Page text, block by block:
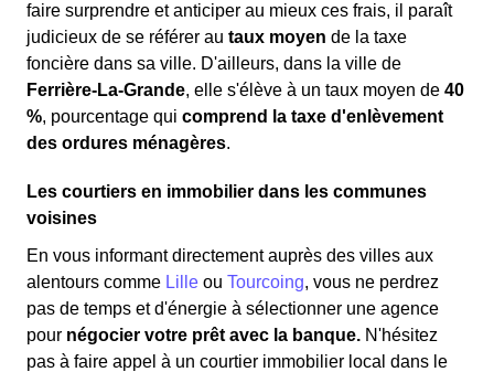
faire surprendre et anticiper au mieux ces frais, il paraît
judicieux de se référer au taux moyen de la taxe
foncière dans sa ville. D'ailleurs, dans la ville de
Ferrière-La-Grande, elle s'élève à un taux moyen de 40
%, pourcentage qui comprend la taxe d'enlèvement
des ordures ménagères.
Les courtiers en immobilier dans les communes
voisines
En vous informant directement auprès des villes aux
alentours comme Lille ou Tourcoing, vous ne perdrez
pas de temps et d'énergie à sélectionner une agence
pour négocier votre prêt avec la banque. N'hésitez
pas à faire appel à un courtier immobilier local dans le